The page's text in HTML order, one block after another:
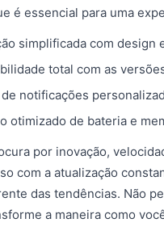
é essencial para uma
simplificada com
total com as
notificações
otimizado de bateria e
por inovação,
com a atualização
das tendências. Não
a maneira como